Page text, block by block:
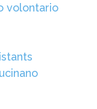
volontario